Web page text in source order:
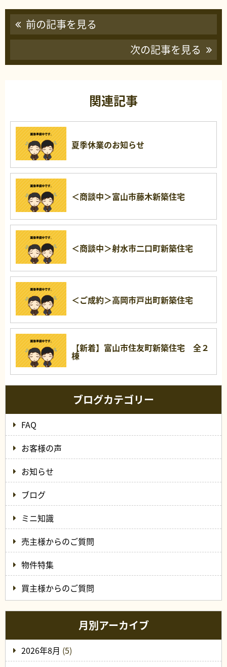
前の記事を見る
次の記事を見る
関連記事
夏季休業のお知らせ
＜商談中＞富山市藤木新築住宅
＜商談中＞射水市二口町新築住宅
＜ご成約＞高岡市戸出町新築住宅
【新着】富山市住友町新築住宅 全２
棟
ブログカテゴリー
FAQ
お客様の声
お知らせ
ブログ
ミニ知識
売主様からのご質問
物件特集
買主様からのご質問
月別アーカイブ
2026年8月 (5)